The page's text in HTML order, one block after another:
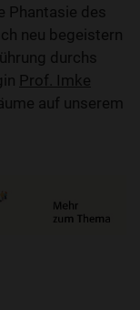
Phantasie des
neu begeistern
durchs
Prof. Imke
auf unserem